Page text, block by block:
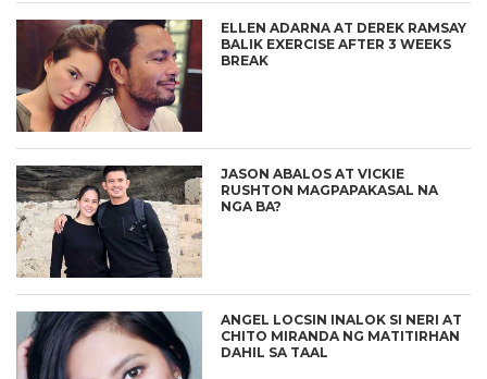
ELLEN ADARNA AT DEREK RAMSAY
BALIK EXERCISE AFTER 3 WEEKS
BREAK
JASON ABALOS AT VICKIE
RUSHTON MAGPAPAKASAL NA
NGA BA?
ANGEL LOCSIN INALOK SI NERI AT
CHITO MIRANDA NG MATITIRHAN
DAHIL SA TAAL